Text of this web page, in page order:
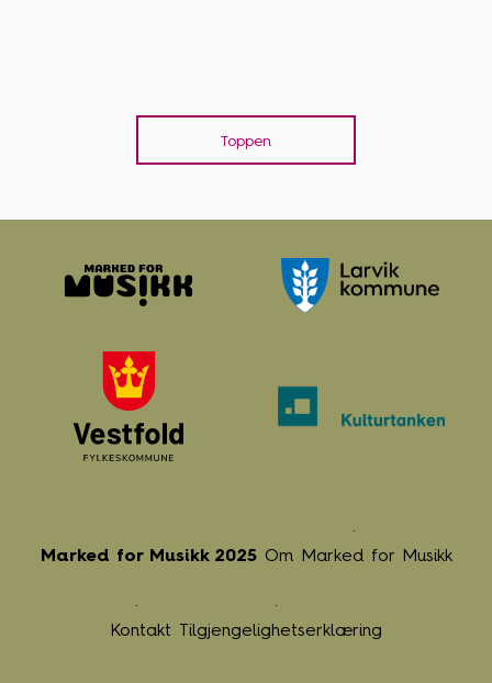
Toppen
Marked for Musikk 2025 Om Marked for Musikk
Kontakt Tilgjengelighetserklæring